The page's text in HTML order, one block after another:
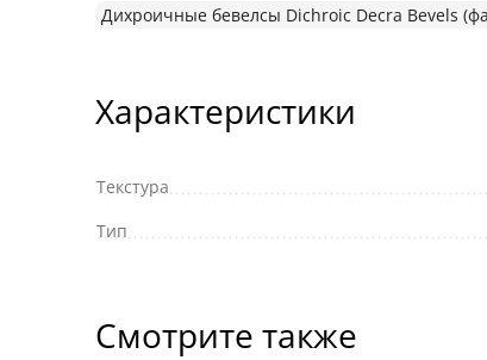
Дихроичные бевелсы Dichroic Decra Bevels
Характеристики
Текстура
Тип
Смотрите также